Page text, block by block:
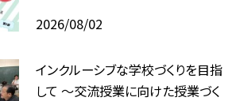
2026/08/02
インクルーシブな学校づくりを目指
して ～交流授業に向けた授業づく